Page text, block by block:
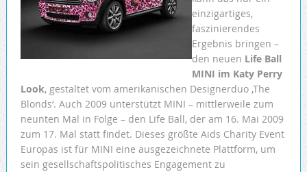
einzigartiges,
faszinierendes
Ergebnis bringen –
den neuen Life Ball
MINI im Katy Perry
Look, gestaltet vom amerikanischen Designerduo ‚The
Blonds‘. Auch 2009 unterstützt MINI – mittlerweile zum
neunten Mal in Folge – den Life Ball, der am 16. Mai 2009
zum 17. Mal statt findet. Dieses größte Aids Charity Event
Europas ist für MINI eine ausgezeichnete Plattform, um
sein gesellschaftspolitisches Engagement zu